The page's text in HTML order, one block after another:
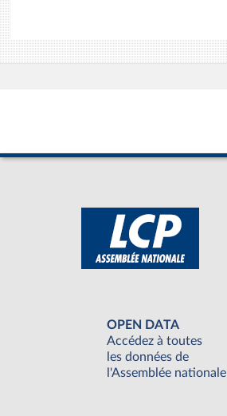
OPEN DATA
Accédez à toutes
les données de
l'Assemblée nationale